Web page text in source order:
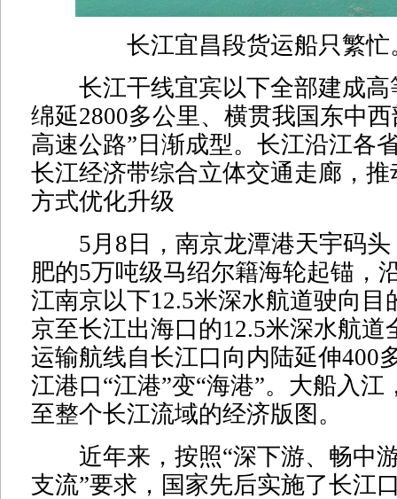
长江宜昌段货运船只繁忙
长江干线宜宾以下全部建成高
绵延2800多公里、横贯我国东中
高速公路”日渐成型。长江沿江各
长江经济带综合立体交通走廊，
方式优化升级
5月8日，南京龙潭港天宇码头
肥的5万吨级马绍尔籍海轮起锚，
江南京以下12.5米深水航道驶向目
京至长江出海口的12.5米深水航道
运输航线自长江口向内陆延伸400
江港口“江港”变“海港”。大船入江
至整个长江流域的经济版图。
近年来，按照“深下游、畅中
支流”要求，国家先后实施了长江